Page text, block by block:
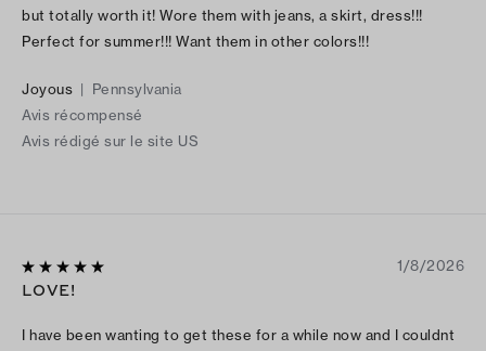
but totally worth it! Wore them with jeans, a skirt, dress!!!
Perfect for summer!!! Want them in other colors!!!
Joyous | Pennsylvania
Avis récompensé
Avis rédigé sur le site US
1/8/2026
LOVE!
I have been wanting to get these for a while now and I couldnt